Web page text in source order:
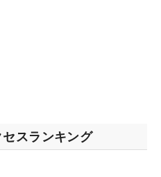
スランキング